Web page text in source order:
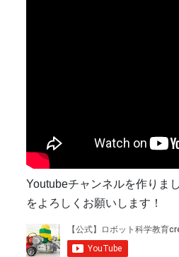
Youtubeチャンネルを作りま
をよろしくお願いします！